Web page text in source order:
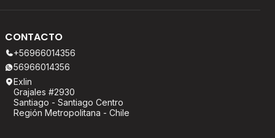
CONTACTO
+56966014356
56966014356
Exlin
Grajales #2930
Santiago - Santiago Centro
Región Metropolitana - Chile